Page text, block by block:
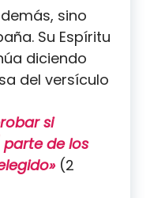
sino
Su Espíritu
diciendo
del versículo
si
de los
(2